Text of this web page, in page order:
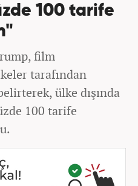
100 tarife
film
tarafından
ülke dışında
100 tarife